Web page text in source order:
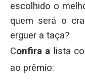
escolhido o
quem será o
erguer a taça?
Confira a lista
ao prêmio: